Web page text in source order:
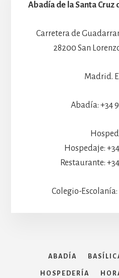
Abadía de la Santa Cruz
Carretera de
28200 San
Madrid.
Abadía: +34
Hospedaje: +34
Restaurante:
Colegio-Escolanía:
ABADÍA
HOSPEDERÍA